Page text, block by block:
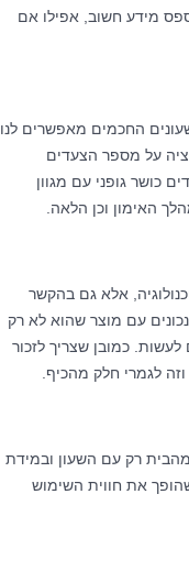
מידע חשוב, אפילו אם
החכמים מאפשרים לנו
על מספר הצעדים
כושר גופני עם מגוון
האימון וכן הלאה.
אלא גם בהקשר
עם מוצר שהוא לא רק
כמובן שצריך לזכור
לגמרי חלק מהכיף.
רק עם השעון ובמידת
את חווית השימוש